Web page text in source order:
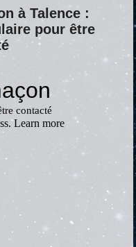
à Talence :
pour être